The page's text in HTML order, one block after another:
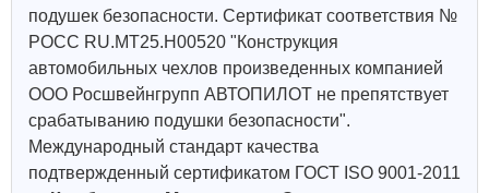
подушек безопасности. Сертификат соответствия №
РОСС RU.МТ25.Н00520 "Конструкция
автомобильных чехлов произведенных компанией
ООО Росшвейнгрупп АВТОПИЛОТ не препятствует
срабатыванию подушки безопасности".
Международный стандарт качества
подтвержденный сертификатом ГОСТ ISO 9001-2011